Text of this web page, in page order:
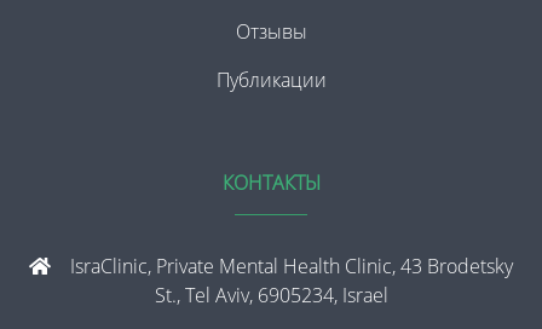
Отзывы
Публикации
КОНТАКТЫ
IsraClinic, Private Mental Health Clinic, 43 Brodetsky
St., Tel Aviv, 6905234, Israel